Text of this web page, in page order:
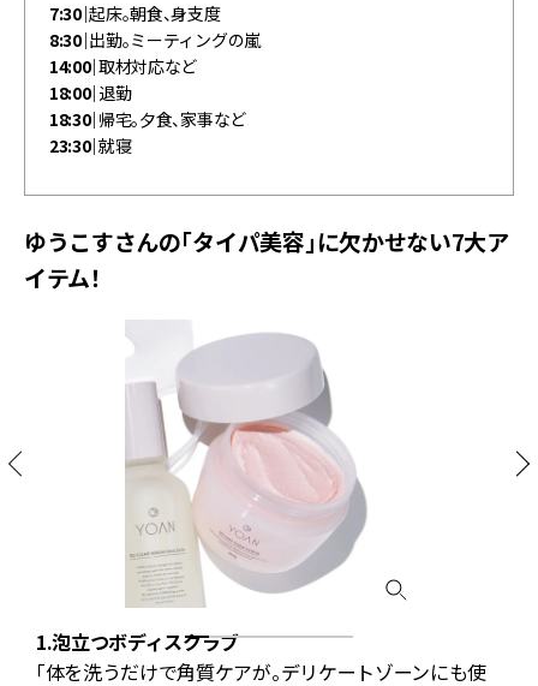
7:30｜起床。朝食、身支度
8:30｜出勤。ミーティングの嵐
14:00｜取材対応など
18:00｜ 退勤
18:30｜ 帰宅。夕食、家事など
23:30｜就寝
ゆうこすさんの「タイパ美容」に欠かせない7大ア
イテム！
1.泡立つボディスクラブ
「体を洗うだけで角質ケアが。デリケートゾーンにも使